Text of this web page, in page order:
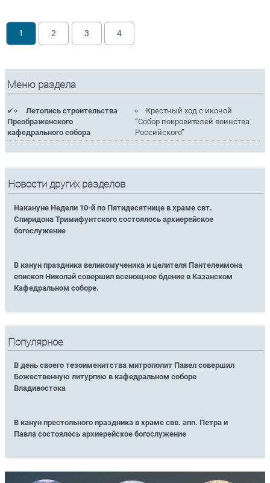
1 2 3 4
Меню раздела
Летопись строительства
Преображенского
кафедрального собора
Крестный ход с иконой
“Собор покровителей воинства
Российского”
Новости других разделов
Накануне Недели 10-й по Пятидесятнице в храме свт.
Спиридона Тримифунтского состоялось архиерейское
богослужение
В канун праздника великомученика и целителя Пантелеимона
епископ Николай совершил всенощное бдение в Казанском
Кафедральном соборе.
Популярное
В день своего тезоименитства митрополит Павел совершил
Божественную литургию в кафедральном соборе
Владивостока
В канун престольного праздника в храме свв. апп. Петра и
Павла состоялось архиерейское богослужение